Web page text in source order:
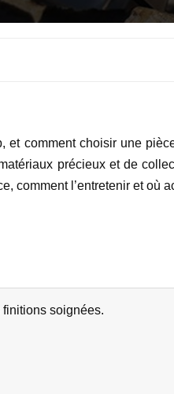
et comment choisir une
précieux et de
comment l’entretenir et où
soignées.